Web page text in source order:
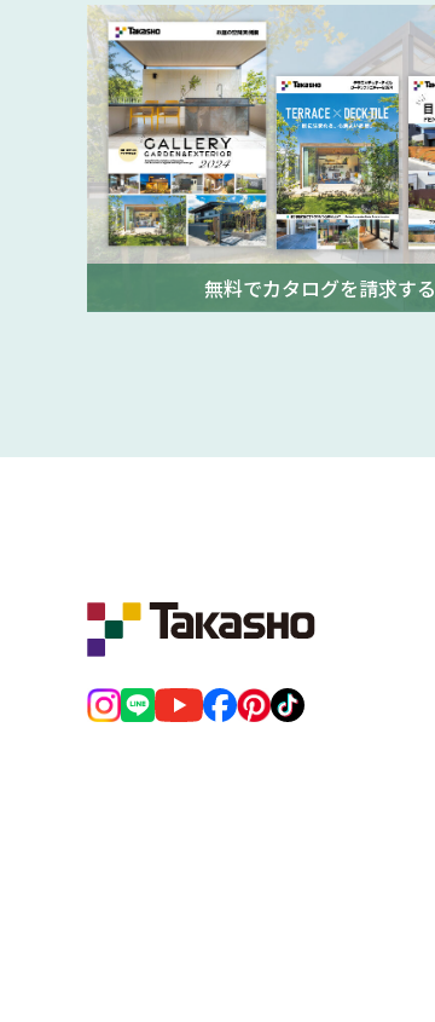
無料でカタログを請求する